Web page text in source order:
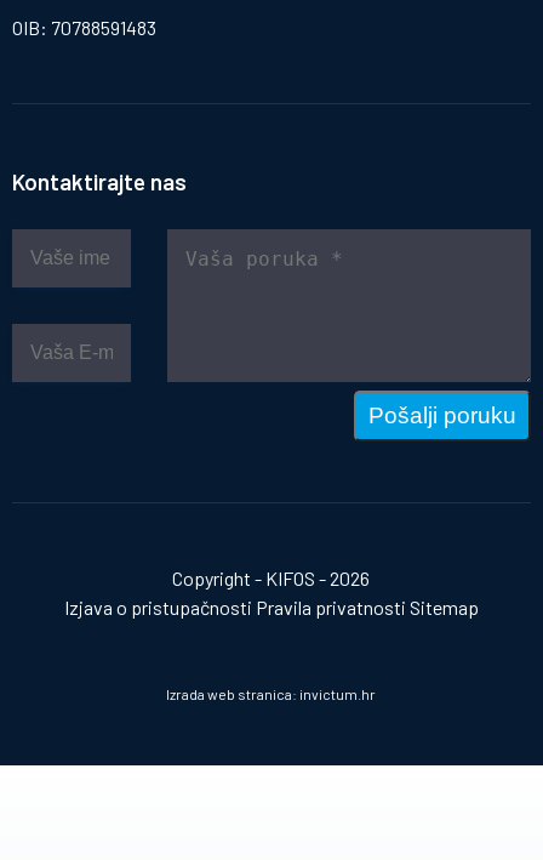
OIB: 70788591483
Kontaktirajte nas
Pošalji poruku
Copyright - KIFOS - 2026
Izjava o pristupačnosti Pravila privatnosti Sitemap
Izrada web stranica: invictum.hr